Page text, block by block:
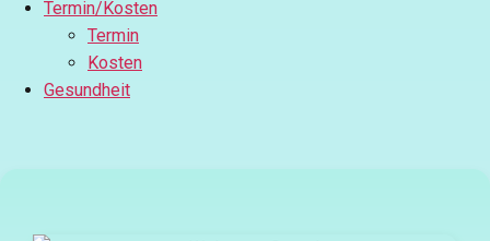
Termin/Kosten
Termin
Kosten
Gesundheit